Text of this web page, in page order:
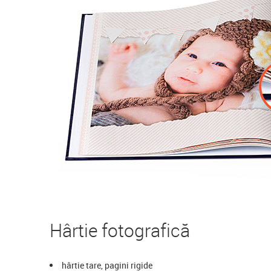
Hârtie fotografică
hârtie tare, pagini rigide